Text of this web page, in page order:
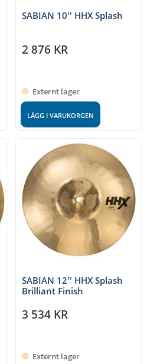
SABIAN 10'' HHX Splash
2 876 KR
Externt lager
LÄGG I VARUKORGEN
SABIAN 12'' HHX Splash
Brilliant Finish
3 534 KR
Externt lager